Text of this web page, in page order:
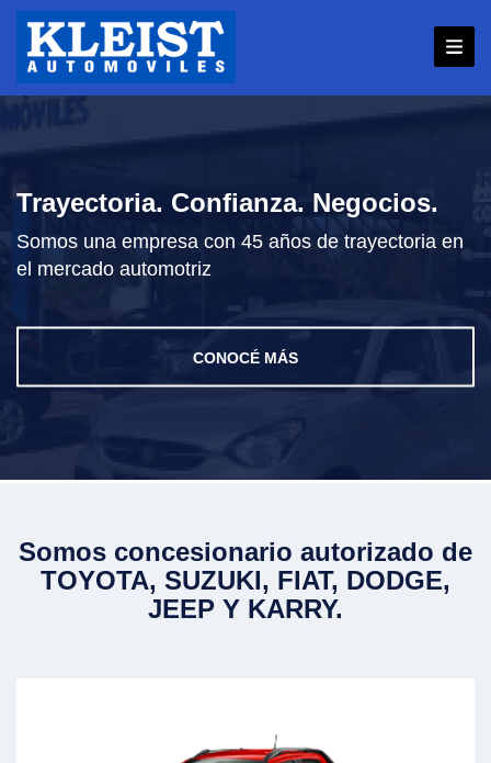
Pasar
contenido
principal
Aviso Importante
Personas ajenas a nuestra empresa están
utilizando nuestro nombre para realizar
❌Números NO oficiales: 096 677 104, 096 831
405, 098 102 076, 098 365 223.
Trayectoria. Confianza. Negocios.
Somos una empresa con 45 años de trayectoria en
el mercado automotriz
CONOCÉ MÁS
Anterior
Somos concesionario autorizado de
TOYOTA, SUZUKI, FIAT, DODGE,
JEEP Y KARRY.